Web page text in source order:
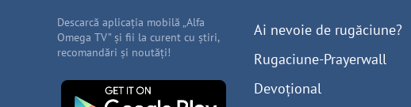
Descarcă aplicația mobilă „Alfa
Omega TV” și fii la curent cu știri,
recomandări și noutăți!
Ai nevoie de rugăciune?
Rugaciune-Prayerwall
Devoțional